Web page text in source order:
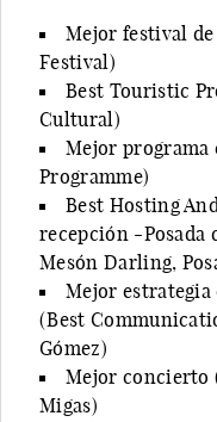
Mejor festival
Festival)
Best Touristic
Cultural)
Mejor
Programme)
Best Hosting
recepción -Posada
Mesón Darling,
Mejor
(Best
Gómez)
Mejor concierto
Migas)